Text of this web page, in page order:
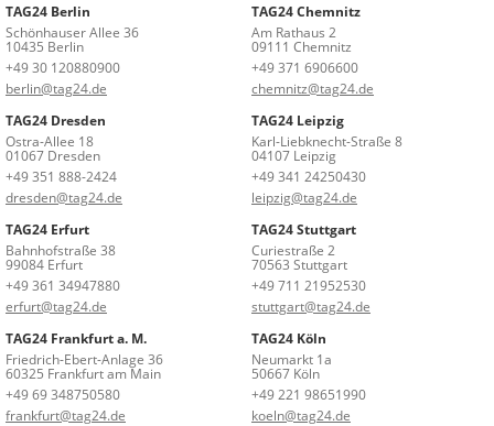
TAG24 Berlin
Schönhauser Allee 36
10435 Berlin
+49 30 120880900
berlin@tag24.de
TAG24 Chemnitz
Am Rathaus 2
09111 Chemnitz
+49 371 6906600
chemnitz@tag24.de
TAG24 Dresden
Ostra-Allee 18
01067 Dresden
+49 351 888-2424
dresden@tag24.de
TAG24 Leipzig
Karl-Liebknecht-Straße 8
04107 Leipzig
+49 341 24250430
leipzig@tag24.de
TAG24 Erfurt
Bahnhofstraße 38
99084 Erfurt
+49 361 34947880
erfurt@tag24.de
TAG24 Stuttgart
Curiestraße 2
70563 Stuttgart
+49 711 21952530
stuttgart@tag24.de
TAG24 Frankfurt a. M.
Friedrich-Ebert-Anlage 36
60325 Frankfurt am Main
+49 69 348750580
frankfurt@tag24.de
TAG24 Köln
Neumarkt 1a
50667 Köln
+49 221 98651990
koeln@tag24.de